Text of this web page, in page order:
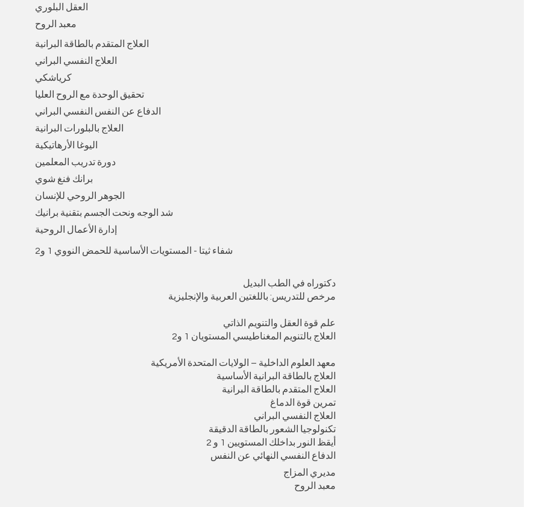
العقل البلوري
معبد الروح
العلاج المتقدم بالطاقة البرانية
العلاج النفسي البراني
كرياشكي
تحقيق الوحدة مع الروح العليا
الدفاع عن النفس النفسي البراني
العلاج بالبلورات البرانية
اليوغا الأرهاتيكية
دورة تدريب المعلمين
برانك فنغ شوي
الجوهر الروحي للإنسان
شد الوجه ونحت الجسم بتقنية برانيك
إدارة الأعمال الروحية
شفاء ثيتا - المستويات الأساسية للحمض النووي 1 و2
دكتوراه في الطب البديل
مرخص للتدريس: باللغتين العربية والإنجليزية
علم قوة العقل والتنويم الذاتي
العلاج بالتنويم المغناطيسي المستويان 1 و2
معهد العلوم الداخلية – الولايات المتحدة الأمريكية
العلاج بالطاقة البرانية الأساسية
العلاج المتقدم بالطاقة البرانية
تمرين قوة الدماغ
العلاج النفسي البراني
تكنولوجيا الشعور بالطاقة الدقيقة
أيقظ النور بداخلك المستويين 1 و 2
الدفاع النفسي النهائي عن النفس
مديري المزاج
معبد الروح